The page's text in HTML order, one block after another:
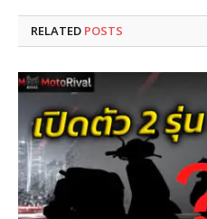
RELATED POSTS